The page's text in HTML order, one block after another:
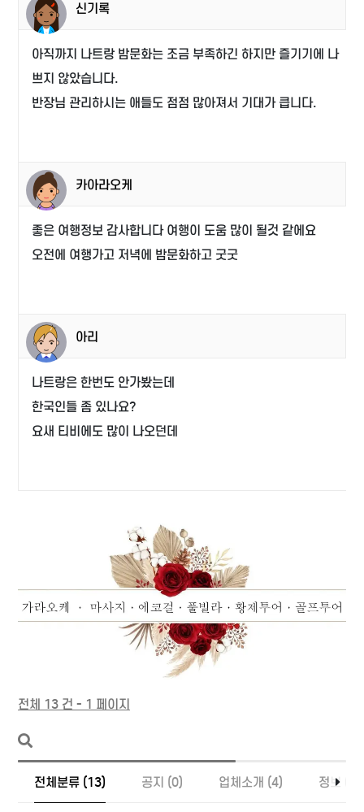
신기록
아직까지 나트랑 밤문화는 조금 부족하긴 하지만 즐기기에 나
쁘지 않았습니다.
반장님 관리하시는 애들도 점점 많아져서 기대가 큽니다.
카아라오케
좋은 여행정보 감사합니다 여행이 도움 많이 될것 같에요
오전에 여행가고 저녁에 밤문화하고 굿굿
아리
나트랑은 한번도 안가봤는데
한국인들 좀 있나요?
요새 티비에도 많이 나오던데
전체 13 건 - 1 페이지
전체분류 (13) 공지 (0) 업체소개 (4) 정보 (9)